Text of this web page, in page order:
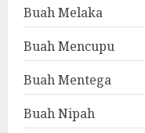
Buah Melaka
Buah Mencupu
Buah Mentega
Buah Nipah